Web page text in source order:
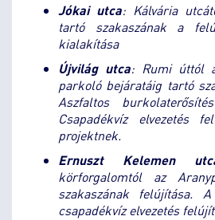
Jókai utca: Kálvária
tartó szakaszának a
kialakítása
Újvilág utca: Rumi úttól
parkoló bejáratáig tartó
Aszfaltos
Csapadékvíz elvezetés
projektnek.
Ernuszt Kelemen
körforgalomtól az
szakaszának felújítása.
csapadékvíz elvezetés